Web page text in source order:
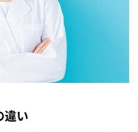
違い